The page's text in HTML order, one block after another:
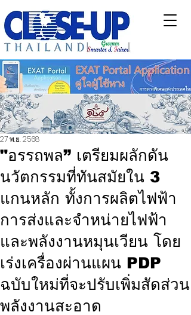
"อรรถพล” เตรียมผลักดัน
นวัตกรรมที่ทันสมัยใน 3
แกนหลัก ทั้งการผลิตไฟฟ้า
การส่งและจำหน่ายไฟฟ้า
และพลังงานหมุนเวียน โดย
เร่งเครื่องผ่านแผน PDP
ฉบับใหม่ที่จะปรับเพิ่มสัดส่วน
พลังงานสะอาด
27 พ.ย. 2568